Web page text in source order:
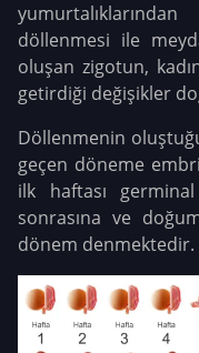
döllenmesi ile
oluşan zigotun,
getirdiği değişikler
Döllenmenin
geçen döneme
ilk haftası
sonrasına ve
dönem denmektedir.